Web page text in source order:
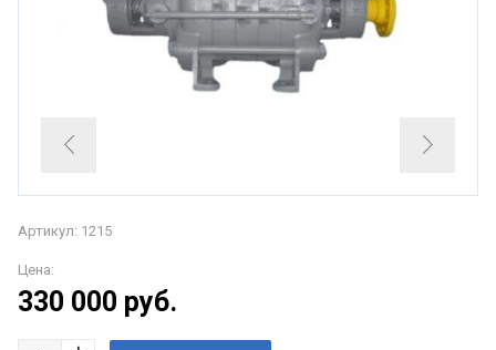
Артикул: 1215
Цена:
330 000 руб.